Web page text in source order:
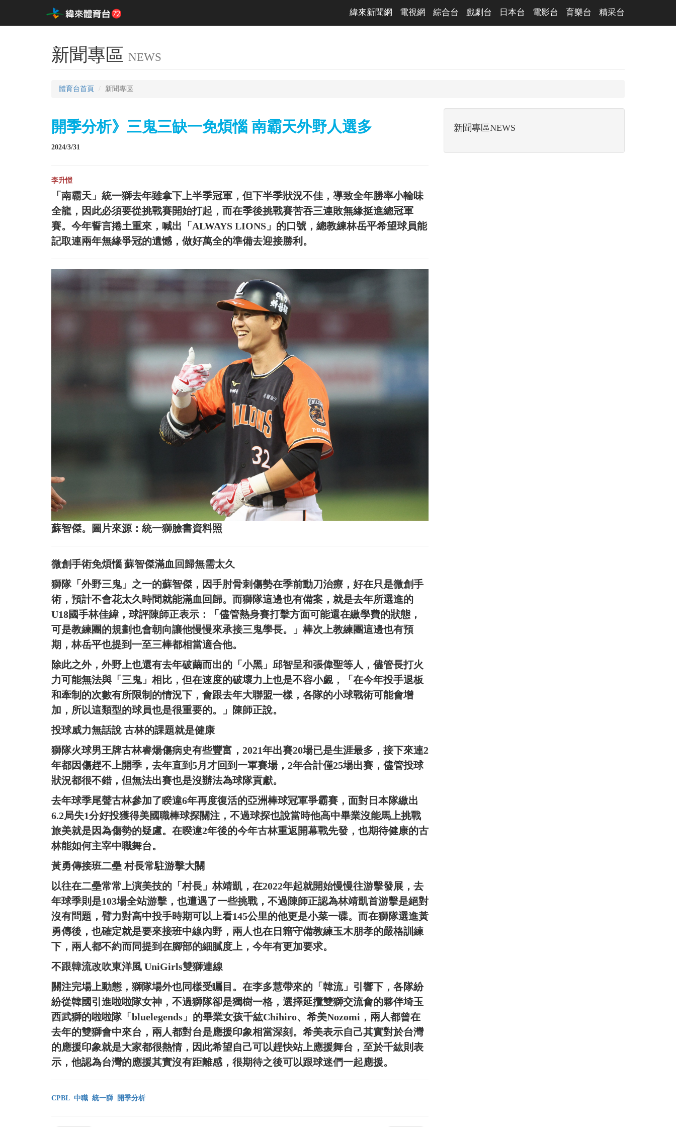
緯來新聞網 電視網 綜合台 戲劇台 日本台 電影台 育樂台 精采台
新聞專區 NEWS
體育台首頁 新聞專區
開季分析》三鬼三缺一免煩惱 南霸天外野人選多
2024/3/31
李升愷
「南霸天」統一獅去年雖拿下上半季冠軍，但下半季狀況不佳，導致全年勝率小輸味
全龍，因此必須要從挑戰賽開始打起，而在季後挑戰賽苦吞三連敗無緣挺進總冠軍
賽。今年誓言捲土重來，喊出「ALWAYS LIONS」的口號，總教練林岳平希望球員能
記取連兩年無緣爭冠的遺憾，做好萬全的準備去迎接勝利。
蘇智傑。圖片來源：統一獅臉書資料照
微創手術免煩惱 蘇智傑滿血回歸無需太久
獅隊「外野三鬼」之一的蘇智傑，因手肘骨刺傷勢在季前動刀治療，好在只是微創手
術，預計不會花太久時間就能滿血回歸。而獅隊這邊也有備案，就是去年所選進的
U18國手林佳緯，球評陳師正表示：「儘管熱身賽打擊方面可能還在繳學費的狀態，
可是教練團的規劃也會朝向讓他慢慢來承接三鬼學長。」棒次上教練團這邊也有預
期，林岳平也提到一至三棒都相當適合他。
除此之外，外野上也還有去年破繭而出的「小黑」邱智呈和張偉聖等人，儘管長打火
力可能無法與「三鬼」相比，但在速度的破壞力上也是不容小覷，「在今年投手退板
和牽制的次數有所限制的情況下，會跟去年大聯盟一樣，各隊的小球戰術可能會增
加，所以這類型的球員也是很重要的。」陳師正說。
投球威力無話說 古林的課題就是健康
獅隊火球男王牌古林睿煬傷病史有些豐富，2021年出賽20場已是生涯最多，接下來連2
年都因傷趕不上開季，去年直到5月才回到一軍賽場，2年合計僅25場出賽，儘管投球
狀況都很不錯，但無法出賽也是沒辦法為球隊貢獻。
去年球季尾聲古林參加了睽違6年再度復活的亞洲棒球冠軍爭霸賽，面對日本隊繳出
6.2局失1分好投獲得美國職棒球探關注，不過球探也說當時他高中畢業沒能馬上挑戰
旅美就是因為傷勢的疑慮。在暌違2年後的今年古林重返開幕戰先發，也期待健康的古
林能如何主宰中職舞台。
黃勇傳接班二壘 村長常駐游擊大關
以往在二壘常常上演美技的「村長」林靖凱，在2022年起就開始慢慢往游擊發展，去
年球季則是103場全站游擊，也遭遇了一些挑戰，不過陳師正認為林靖凱首游擊是絕對
沒有問題，臂力對高中投手時期可以上看145公里的他更是小菜一碟。而在獅隊選進黃
勇傳後，也確定就是要來接班中線內野，兩人也在日籍守備教練玉木朋孝的嚴格訓練
下，兩人都不約而同提到在腳部的細膩度上，今年有更加要求。
不跟韓流改吹東洋風 UniGirls雙獅連線
關注完場上動態，獅隊場外也同樣受矚目。在李多慧帶來的「韓流」引響下，各隊紛
紛從韓國引進啦啦隊女神，不過獅隊卻是獨樹一格，選擇延攬雙獅交流會的夥伴埼玉
西武獅的啦啦隊「bluelegends」的畢業女孩千紘Chihiro、希美Nozomi，兩人都曾在
去年的雙獅會中來台，兩人都對台是應援印象相當深刻。希美表示自己其實對於台灣
的應援印象就是大家都很熱情，因此希望自己可以趕快站上應援舞台，至於千紘則表
示，他認為台灣的應援其實沒有距離感，很期待之後可以跟球迷們一起應援。
CPBL 中職 統一獅 開季分析
新聞專區NEWS